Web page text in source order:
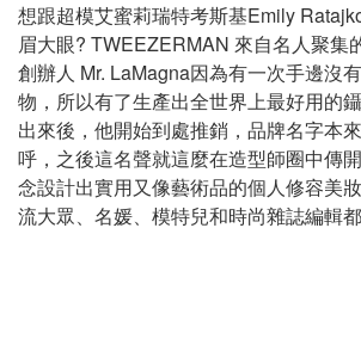
想跟超模艾蜜莉瑞特考斯基Emily
眉大眼? TWEEZERMAN 來自名人聚集
創辦人 Mr. LaMagna因為有一次手邊沒
物，所以有了生產出全世界上最好用的
出來後，他開始到處推銷，品牌名字本
呼，之後這名聲就這麼在造型師圈中傳
念設計出實用又像藝術品的個人修容美
流大眾、名媛、模特兒和時尚雜誌編輯都